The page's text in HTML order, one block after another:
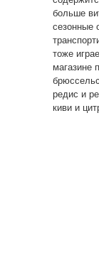
больше
сезонные
тоже
магазине
редис и
киви и